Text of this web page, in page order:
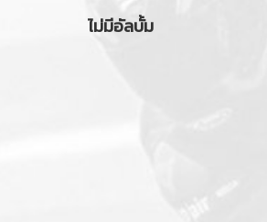
ไม่มีอัลบั้ม